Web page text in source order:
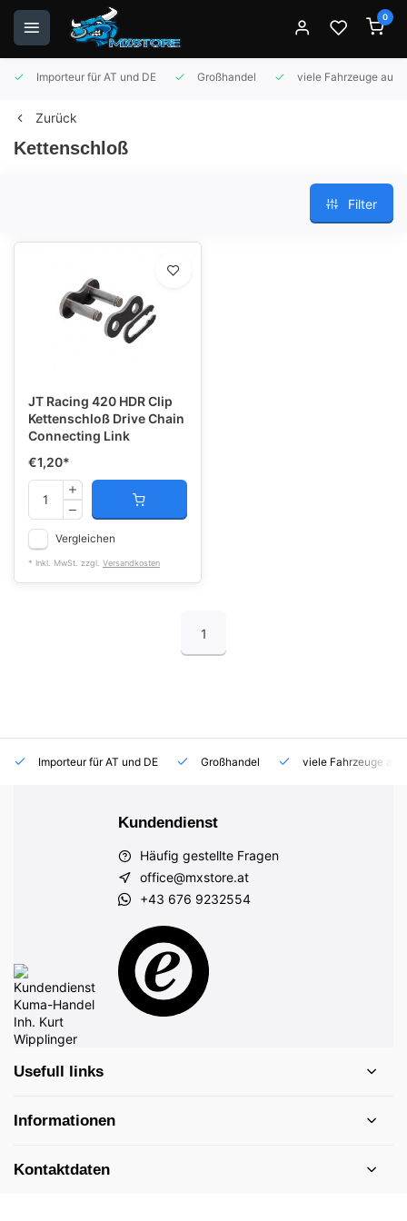
0
Importeur für AT und DE Großhandel viele Fahrzeuge auf
Zurück
Kettenschloß
Filter
JT Racing 420 HDR Clip
Kettenschloß Drive Chain
Connecting Link
€1,20*
Vergleichen
* Inkl. MwSt. zzgl. Versandkosten
1
Importeur für AT und DE Großhandel viele Fahrzeuge auf
Kundendienst
Häufig gestellte Fragen
office@mxstore.at
+43 676 9232554
Usefull links
Informationen
Kontaktdaten